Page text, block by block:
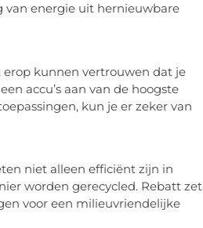
van energie uit hernieuwbare
erop kunnen vertrouwen dat je
accu’s aan van de hoogste
kun je er zeker van
niet alleen efficiënt zijn in
worden gerecycled. Rebatt zet
voor een milieuvriendelijke